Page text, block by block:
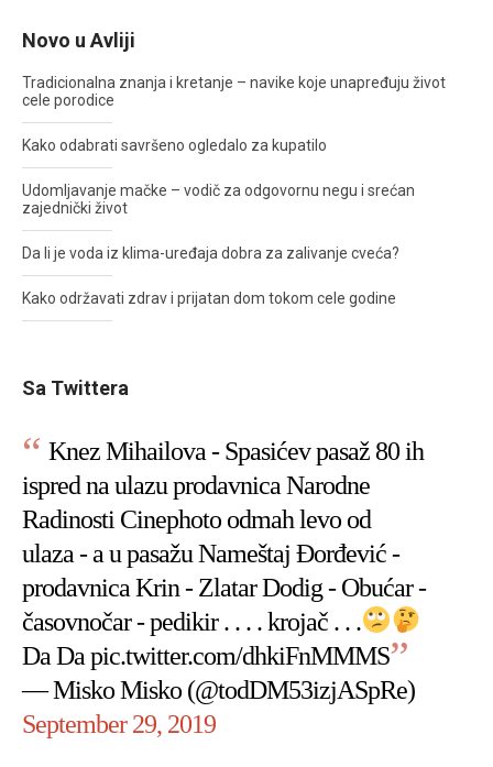
Novo u Avliji
Tradicionalna znanja i kretanje – navike koje unapređuju život
cele porodice
Kako odabrati savršeno ogledalo za kupatilo
Udomljavanje mačke – vodič za odgovornu negu i srećan
zajednički život
Da li je voda iz klima-uređaja dobra za zalivanje cveća?
Kako održavati zdrav i prijatan dom tokom cele godine
Sa Twittera
Knez Mihailova - Spasićev pasaž 80 ih
ispred na ulazu prodavnica Narodne
Radinosti Cinephoto odmah levo od
ulaza - a u pasažu Nameštaj Đorđević -
prodavnica Krin - Zlatar Dodig - Obućar -
časovnočar - pedikir . . . . krojač . . .
Da Da pic.twitter.com/dhkiFnMMMS
— Misko Misko (@todDM53izjASpRe)
September 29, 2019